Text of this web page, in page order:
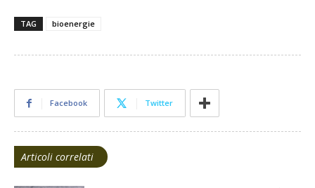
TAG bioenergie
Facebook Twitter
Articoli correlati